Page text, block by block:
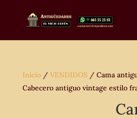
Inicio/ VENDIDOS/ Cama
Cabecero antiguo vintage estilo